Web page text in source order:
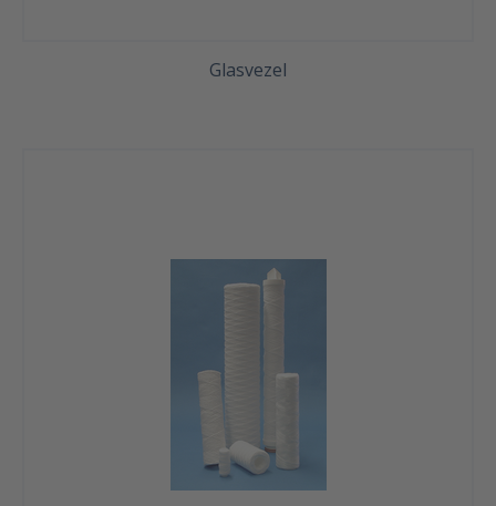
Glasvezel